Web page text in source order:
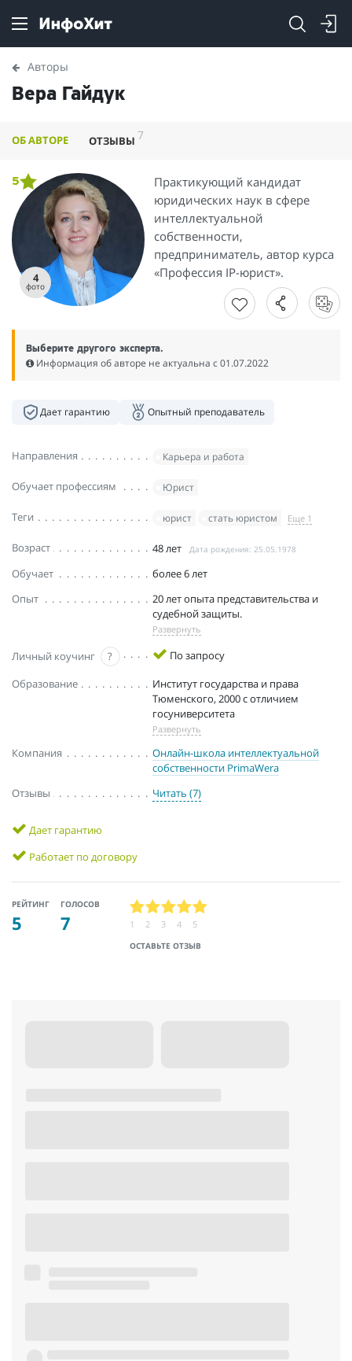
Авторы
Вера Гайдук
ОБ АВТОРЕ ОТЗЫВЫ 7
4
фото
5
Практикующий кандидат
юридических наук в сфере
интеллектуальной
собственности,
предприниматель, автор курса
«Профессия IP-юрист».
Выберите другого эксперта.
Информация об авторе не актуальна c 01.07.2022
Дает гарантию Опытный преподаватель
Направления Карьера и работа
Обучает профессиям Юрист
Теги юрист стать юристом Еще 1
Возраст 48 лет Дата рождения: 25.05.1978
Обучает
более 6 лет
Опыт
20 лет опыта представительства и
судебной защиты.
Развернуть
Личный коучинг ?
По запросу
Образование
Институт государства и права
Тюменского, 2000 с отличием
госуниверситета
Развернуть
Компания
Онлайн-школа интеллектуальной
собственности PrimaWera
Отзывы
Читать (7)
Дает гарантию
Работает по договору
РЕЙТИНГ
5
ГОЛОСОВ
7
ОСТАВЬТЕ ОТЗЫВ
1 2 3 4 5